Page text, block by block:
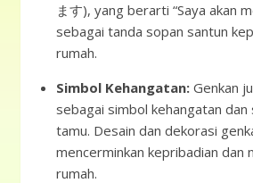
ます), yang berarti “Saya akan
sebagai tanda sopan santun
rumah.
Simbol Kehangatan: Genkan
sebagai simbol kehangatan dan
tamu. Desain dan dekorasi
mencerminkan kepribadian dan
rumah.